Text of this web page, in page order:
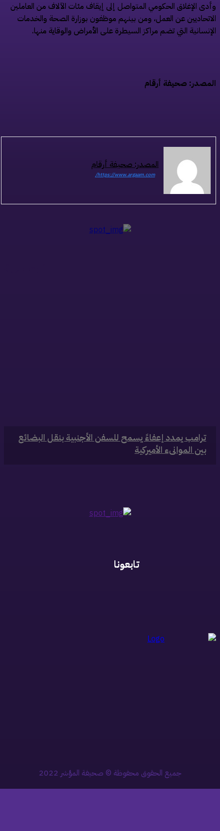
‏ترامب يمدد إعفاءً يسمح للسفن الأجنبية بنقل البضائع
بين الموانىء الأميركية
الإغلاق الحكومي المتواصل إلى إيقاف مئات الآلاف من العاملين
عن العمل، ومن بينهم موظفون بوزارة الصحة والخدمات
التي تضم مراكز السيطرة على الأمراض والوقاية منها.
صحيفة أرقام
المصدر: صحيفة أرقام
https://www.argaam.com/
تابعونا
جميع الحقوق محفوظة © صحيفة المؤشر 2022